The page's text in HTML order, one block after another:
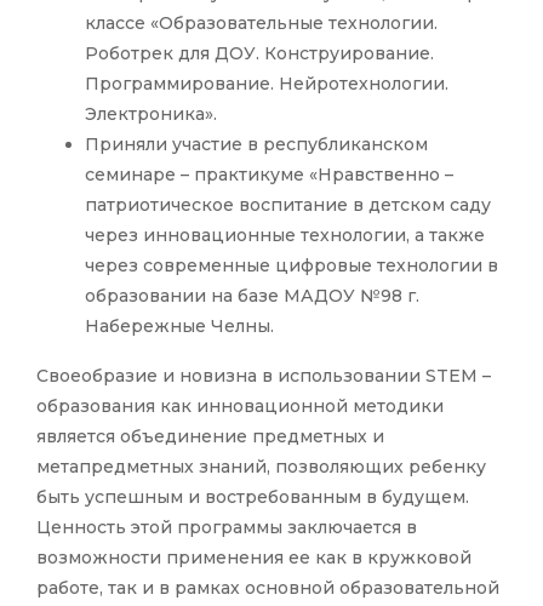
классе «Образовательные технологии.
Роботрек для ДОУ. Конструирование.
Программирование. Нейротехнологии.
Электроника».
Приняли участие в республиканском
семинаре – практикуме «Нравственно –
патриотическое воспитание в детском саду
через инновационные технологии, а также
через современные цифровые технологии в
образовании на базе МАДОУ №98 г.
Набережные Челны.
Своеобразие и новизна в использовании STEM –
образования как инновационной методики
является объединение предметных и
метапредметных знаний, позволяющих ребенку
быть успешным и востребованным в будущем.
Ценность этой программы заключается в
возможности применения ее как в кружковой
работе, так и в рамках основной образовательной